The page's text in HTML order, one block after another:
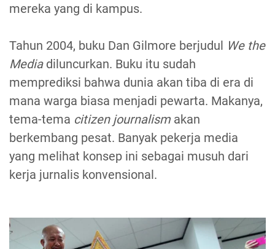
mereka yang di kampus.
Tahun 2004, buku Dan Gilmore berjudul We the
Mediadiluncurkan. Buku itu sudah
memprediksi bahwa dunia akan tiba di era di
mana warga biasa menjadi pewarta. Makanya,
tema-tema citizen journalism akan
berkembang pesat. Banyak pekerja media
yang melihat konsep ini sebagai musuh dari
kerja jurnalis konvensional.